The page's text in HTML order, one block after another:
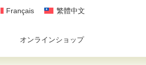
Français 繁體中文
オンラインショップ